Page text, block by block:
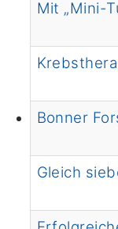
Mit „Mini-
Bonner
Gleich